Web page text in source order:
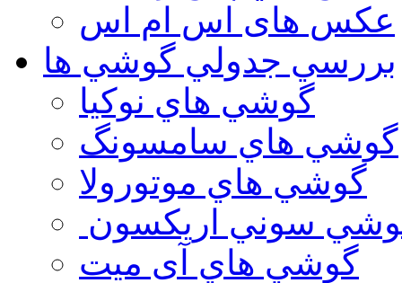
عكس های اس ام اس
بررسي جدولي گوشي ها
گوشي هاي نوكيا
گوشي هاي سامسونگ
گوشي هاي موتورولا
سوني اريكسون
گوشي هاي آی میت